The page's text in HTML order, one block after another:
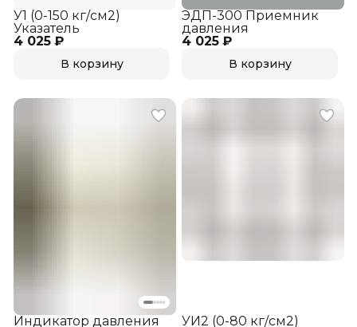
4 025 ₽
У1 (0-150 кг/см2)
Указатель
В корзину
4 025 ₽
ЭДП-300 Приемник
давления
В корзину
Индикатор давления
УИ2 (0-80 кг/см2)